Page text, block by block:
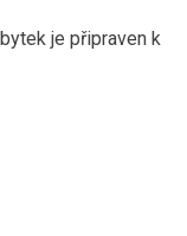
je připraven k